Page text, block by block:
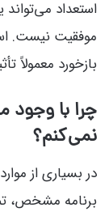
استعداد
موفقیت نیست.
بازخورد معمولاً
چرا با وجود
نمی‌کنم؟
در بسیاری از
برنامه مشخص،